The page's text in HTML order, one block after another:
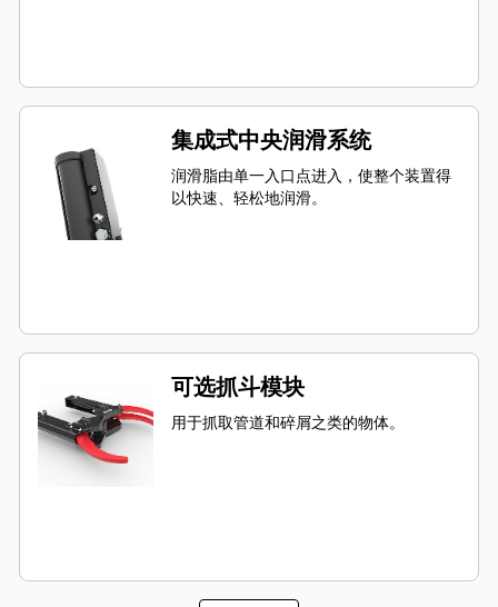
集成式中央润滑系统
润滑脂由单一入口点进入，使整个装置得
以快速、轻松地润滑。
可选抓斗模块
用于抓取管道和碎屑之类的物体。